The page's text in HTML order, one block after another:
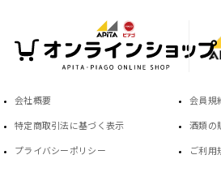
会社概要 会員規
特定商取引法に基づく表示 酒類の
プライバシーポリシー ご利用